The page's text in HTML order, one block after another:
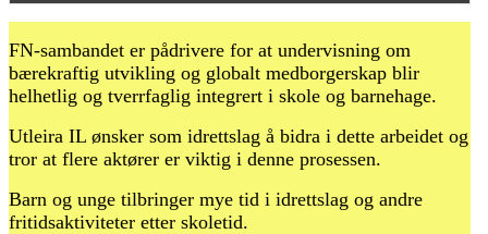
FN-sambandet er pådrivere for at undervisning om
bærekraftig utvikling og globalt medborgerskap blir
helhetlig og tverrfaglig integrert i skole og barnehage.
Utleira IL ønsker som idrettslag å bidra i dette arbeidet og
tror at flere aktører er viktig i denne prosessen.
Barn og unge tilbringer mye tid i idrettslag og andre
fritidsaktiviteter etter skoletid.